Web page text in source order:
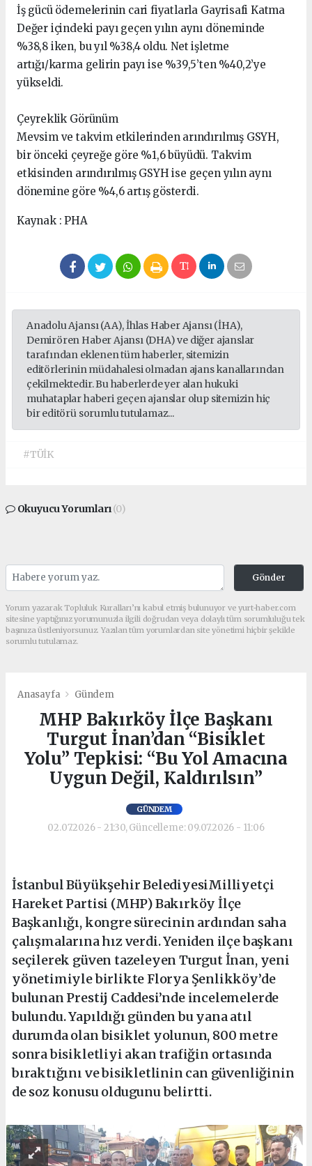
İş gücü ödemelerinin cari fiyatlarla Gayrisafi Katma
Değer içindeki payı geçen yılın aynı döneminde
%38,8 iken, bu yıl %38,4 oldu. Net işletme
artığı/karma gelirin payı ise %39,5’ten %40,2’ye
yükseldi.
Çeyreklik Görünüm
Mevsim ve takvim etkilerinden arındırılmış GSYH,
bir önceki çeyreğe göre %1,6 büyüdü. Takvim
etkisinden arındırılmış GSYH ise geçen yılın aynı
dönemine göre %4,6 artış gösterdi.
Kaynak : PHA
Anadolu Ajansı (AA), İhlas Haber Ajansı (İHA),
Demirören Haber Ajansı (DHA) ve diğer ajanslar
tarafından eklenen tüm haberler, sitemizin
editörlerinin müdahalesi olmadan ajans kanallarından
çekilmektedir. Bu haberlerde yer alan hukuki
muhataplar haberi geçen ajanslar olup sitemizin hiç
bir editörü sorumlu tutulamaz...
#TÜİK
Okuyucu Yorumları(0)
Gönder
Yorum yazarak Topluluk Kuralları’nı kabul etmiş bulunuyor ve yurt-haber.com
sitesine yaptığınız yorumunuzla ilgili doğrudan veya dolaylı tüm sorumluluğu tek
başınıza üstleniyorsunuz. Yazılan tüm yorumlardan site yönetimi hiçbir şekilde
sorumlu tutulamaz.
Anasayfa Gündem
MHP Bakırköy İlçe Başkanı
Turgut İnan’dan “Bisiklet
Yolu” Tepkisi: “Bu Yol Amacına
Uygun Değil, Kaldırılsın”
GÜNDEM
02.07.2026 - 21:30, Güncelleme: 09.07.2026 - 11:06
İstanbul Büyükşehir BelediyesiMilliyetçi
Hareket Partisi (MHP) Bakırköy İlçe
Başkanlığı, kongre sürecinin ardından saha
çalışmalarına hız verdi. Yeniden ilçe başkanı
seçilerek güven tazeleyen Turgut İnan, yeni
yönetimiyle birlikte Florya Şenlikköy’de
bulunan Prestij Caddesi’nde incelemelerde
bulundu. Yapıldığı günden bu yana atıl
durumda olan bisiklet yolunun, 800 metre
sonra bisikletliyi akan trafiğin ortasında
bıraktığını ve bisikletlinin can güvenliğinin
de soz konusu oldugunu belirtti.